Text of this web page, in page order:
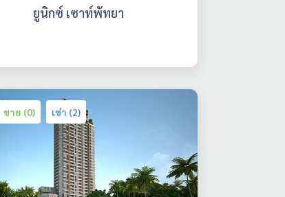
ยูนิกซ์ เซาท์พัทยา
ขาย (0) เช่า (2)